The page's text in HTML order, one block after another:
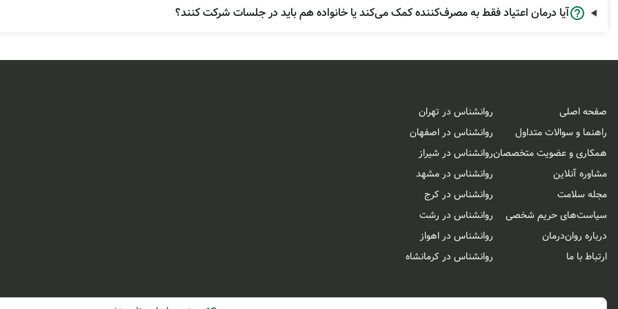
بسیار بالاتری دارند. مشاوران ما در روان‌درمان با همکاری روانپزشکان، تیمی را تشکیل می‌دهند تا مغز را که توسط مواد تغییر سیم‌کشی داده است (Rewiring)، دوباره به حالت تعادل بازگردانند.
آیا درمان اعتیاد فقط به مصرف‌کننده کمک می‌کند یا خانواده هم باید در جلسات شرکت کنند؟
صفحه اصلی
راهنما و سوالات متداول
همکاری و عضویت متخصصان
مشاوره آنلاین
مجله سلامت
سیاست‌های حریم شخصی
درباره روان‌درمان
ارتباط با ما
روانشناس در تهران
روانشناس در اصفهان
روانشناس در شیراز
روانشناس در مشهد
روانشناس در کرج
روانشناس در رشت
روانشناس در اهواز
روانشناس در کرمانشاه